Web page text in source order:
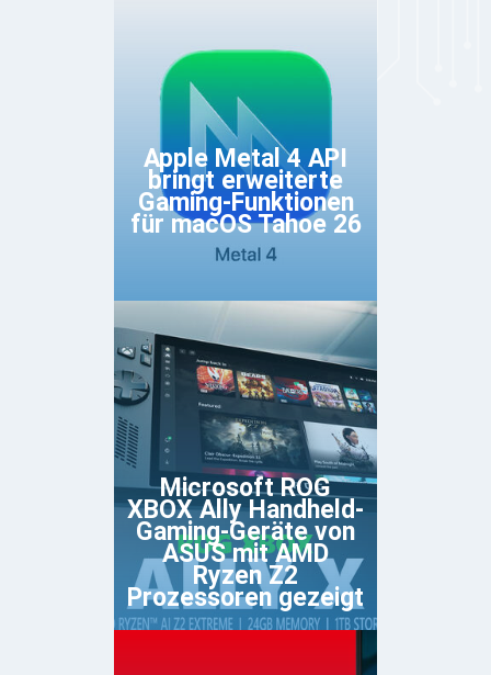
Apple Metal 4 API
bringt erweiterte
Gaming-Funktionen
für macOS Tahoe 26
Microsoft ROG
XBOX Ally Handheld-
Gaming-Geräte von
ASUS mit AMD
Ryzen Z2
Prozessoren gezeigt